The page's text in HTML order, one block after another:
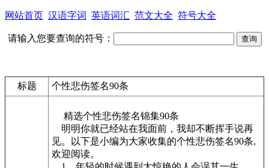
网站首页 汉语字词 英语词汇 范文大全 符号大全
请输入您要查询的符号：
标题 个性悲伤签名90条
精选个性悲伤签名锦集90条
明明你就已经站在我面前，我却不断挥手说再
见。以下是小编为大家收集的个性悲伤签名90条,
欢迎阅读。